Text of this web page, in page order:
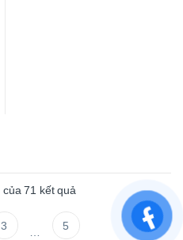
của 71 kết quả
3 … 5